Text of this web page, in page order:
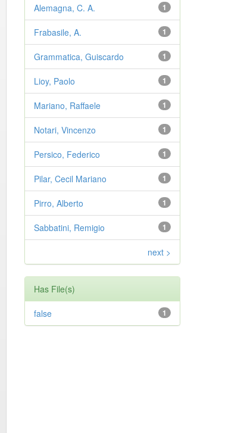
1
Alemagna, C. A.
1
Frabasile, A.
1
Grammatica, Guiscardo
1
Lioy, Paolo
1
Mariano, Raffaele
1
Notari, Vincenzo
1
Persico, Federico
1
Pilar, Cecil Mariano
1
Pirro, Alberto
1
Sabbatini, Remigio
next >
Has File(s)
1
false